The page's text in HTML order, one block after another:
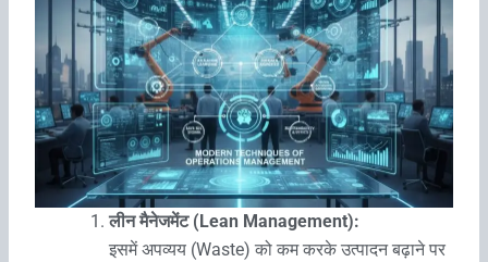
लीन मैनेजमेंट (Lean Management):
इसमें अपव्यय (Waste) को कम करके उत्पादन बढ़ाने पर